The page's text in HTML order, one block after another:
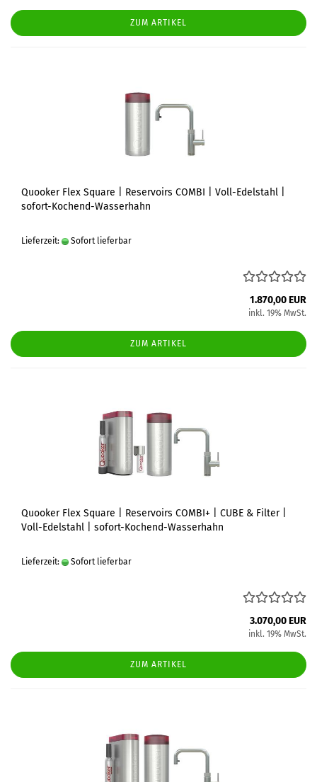
ZUM ARTIKEL
Quooker Flex Square | Reservoirs COMBI | Voll-Edelstahl |
sofort-Kochend-Wasserhahn
Lieferzeit: Sofort lieferbar
1.870,00 EUR
inkl. 19% MwSt.
ZUM ARTIKEL
Quooker Flex Square | Reservoirs COMBI+ | CUBE & Filter |
Voll-Edelstahl | sofort-Kochend-Wasserhahn
Lieferzeit: Sofort lieferbar
3.070,00 EUR
inkl. 19% MwSt.
ZUM ARTIKEL